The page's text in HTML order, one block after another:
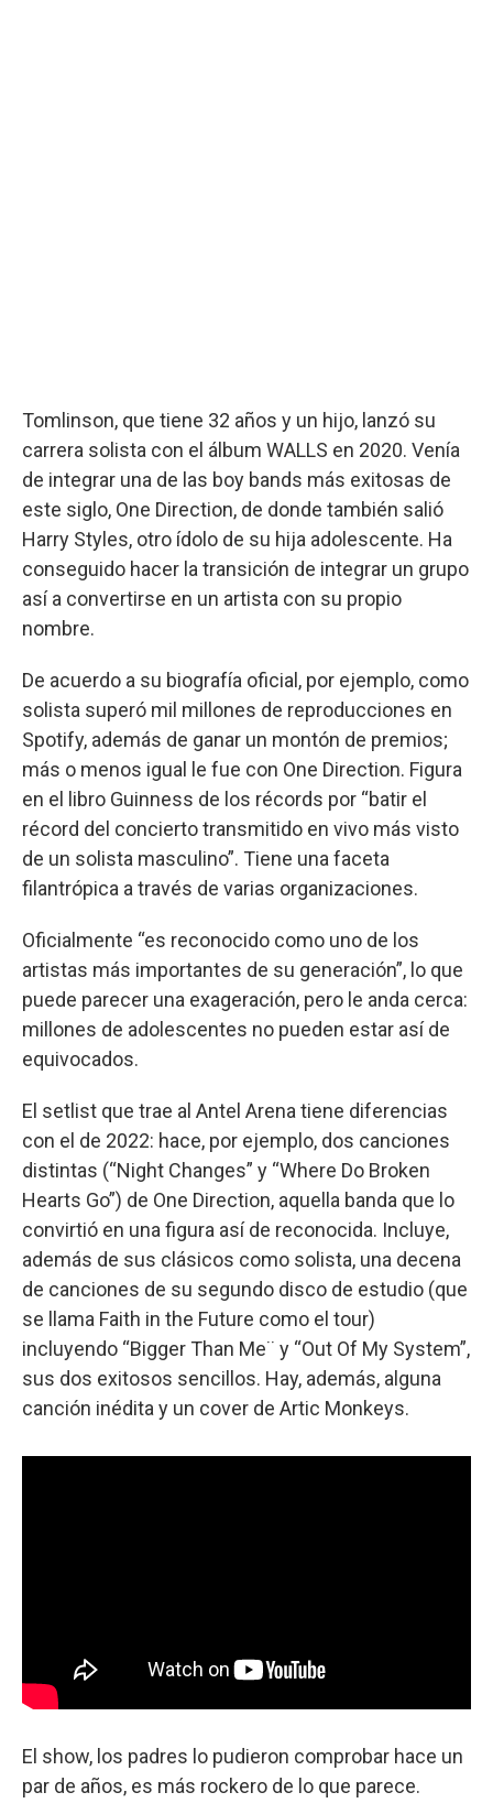
Tomlinson, que tiene 32 años y un hijo, lanzó su
carrera solista con el álbum WALLS en 2020. Venía
de integrar una de las boy bands más exitosas de
este siglo, One Direction, de donde también salió
Harry Styles, otro ídolo de su hija adolescente. Ha
conseguido hacer la transición de integrar un grupo
así a convertirse en un artista con su propio
nombre.
De acuerdo a su biografía oficial, por ejemplo, como
solista superó mil millones de reproducciones en
Spotify, además de ganar un montón de premios;
más o menos igual le fue con One Direction. Figura
en el libro Guinness de los récords por “batir el
récord del concierto transmitido en vivo más visto
de un solista masculino”. Tiene una faceta
filantrópica a través de varias organizaciones.
Oficialmente “es reconocido como uno de los
artistas más importantes de su generación”, lo que
puede parecer una exageración, pero le anda cerca:
millones de adolescentes no pueden estar así de
equivocados.
El setlist que trae al Antel Arena tiene diferencias
con el de 2022: hace, por ejemplo, dos canciones
distintas (“Night Changes” y “Where Do Broken
Hearts Go”) de One Direction, aquella banda que lo
convirtió en una figura así de reconocida. Incluye,
además de sus clásicos como solista, una decena
de canciones de su segundo disco de estudio (que
se llama Faith in the Future como el tour)
incluyendo “Bigger Than Me¨ y “Out Of My System”,
sus dos exitosos sencillos. Hay, además, alguna
canción inédita y un cover de Artic Monkeys.
El show, los padres lo pudieron comprobar hace un
par de años, es más rockero de lo que parece.